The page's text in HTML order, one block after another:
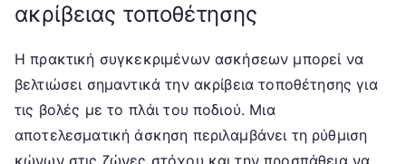
ακρίβειας τοποθέτησης
Η πρακτική συγκεκριμένων ασκήσεων μπορεί να
βελτιώσει σημαντικά την ακρίβεια τοποθέτησης για
τις βολές με το πλάι του ποδιού. Μια
αποτελεσματική άσκηση περιλαμβάνει τη ρύθμιση